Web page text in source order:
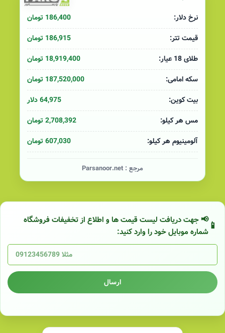
نرخ دلار:
186,400 تومان
قیمت تتر:
186,915 تومان
طلای 18 عیار:
18,919,400 تومان
سکه امامی:
187,520,000 تومان
بیت کوین:
64,975 دلار
مس هر کیلو:
2,708,392 تومان
آلومینیوم هر کیلو:
607,030 تومان
مرجع : Parsanoor.net
📢 جهت دریافت لیست قیمت ها و اطلاع از تخفیفات فروشگاه
شماره موبایل خود را وارد کنید:
ارسال